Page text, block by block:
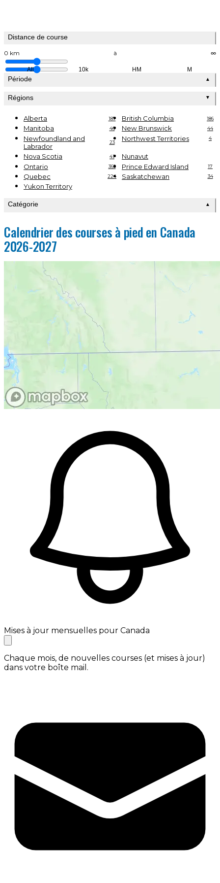
Distance de course
0 km à ∞
All 10k HM M
Période ▲
Régions ▼
Alberta 187 British Columbia 186
Manitoba 46 New Brunswick 44
Newfoundland and
Labrador
23 Northwest Territories 4
Nova Scotia 41
Nunavut
Ontario
369 Prince Edward Island 17
Quebec 224 Saskatchewan 34
Yukon Territory
Catégorie ▲
Calendrier des courses à pied en Canada
2026-2027
Mises à jour mensuelles pour Canada
Chaque mois, de nouvelles courses (et mises à jour)
dans votre boîte mail.